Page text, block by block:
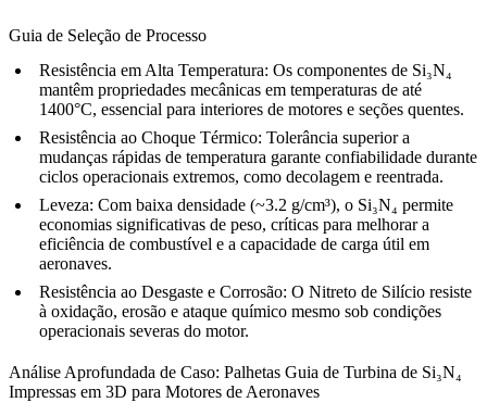
Guia de Seleção de Processo
Resistência em Alta Temperatura: Os componentes de Si₃N₄
mantêm propriedades mecânicas em temperaturas de até
1400°C, essencial para interiores de motores e seções quentes.
Resistência ao Choque Térmico: Tolerância superior a
mudanças rápidas de temperatura garante confiabilidade durante
ciclos operacionais extremos, como decolagem e reentrada.
Leveza: Com baixa densidade (~3.2 g/cm³), o Si₃N₄ permite
economias significativas de peso, críticas para melhorar a
eficiência de combustível e a capacidade de carga útil em
aeronaves.
Resistência ao Desgaste e Corrosão: O Nitreto de Silício resiste
à oxidação, erosão e ataque químico mesmo sob condições
operacionais severas do motor.
Análise Aprofundada de Caso: Palhetas Guia de Turbina de Si₃N₄
Impressas em 3D para Motores de Aeronaves